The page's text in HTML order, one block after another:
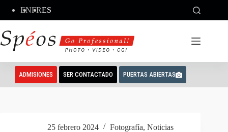
contenido
ENFRES
ADMISIONES SER CONTACTADO PUERTAS ABIERTAS
25 febrero 2024 Fotografía,Noticias